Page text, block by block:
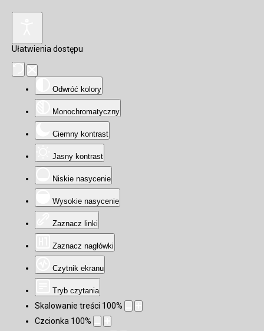
Ułatwienia dostępu
Odwróć kolory
Monochromatyczny
Ciemny kontrast
Jasny kontrast
Niskie nasycenie
Wysokie nasycenie
Zaznacz linki
Zaznacz nagłówki
Czytnik ekranu
Tryb czytania
Skalowanie treści 100%
Czcionka 100%